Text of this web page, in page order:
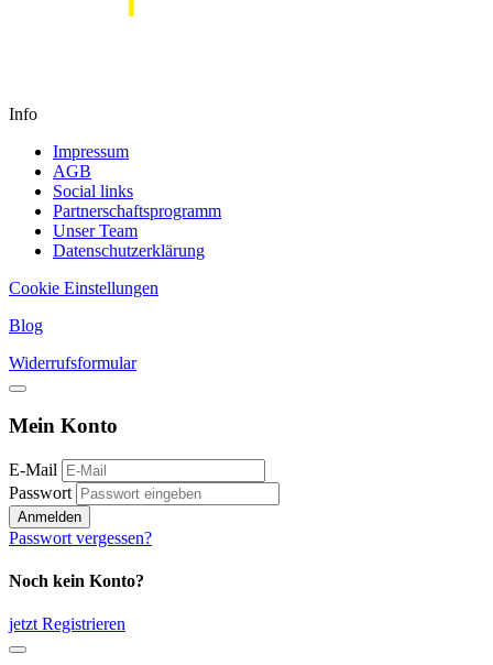
Info
Impressum
AGB
Social links
Partnerschaftsprogramm
Unser Team
Datenschutzerklärung
Cookie Einstellungen
Blog
Widerrufsformular
Mein Konto
E-Mail
Passwort
Anmelden
Passwort vergessen?
Noch kein Konto?
jetzt Registrieren